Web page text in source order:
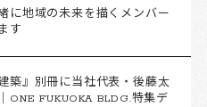
に地域の未来を描くメンバー
す
築』別冊に当社代表・後藤太
ONE FUKUOKA BLDG.特集デ